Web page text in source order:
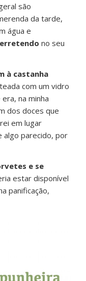
são
da tarde,
água e
no seu
à castanha
com um vidro
na minha
dos doces que
em lugar
algo parecido, por
e se
estar disponível
panificação,